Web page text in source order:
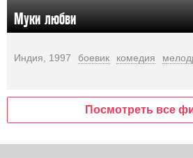
Муки любви
Индия, 1997 боевик комедия
Посмотреть все